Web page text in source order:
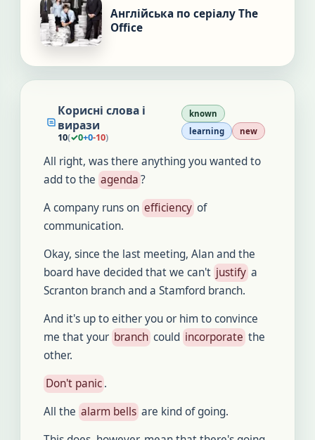
Англійська по серіалу The
Office
Корисні слова і
вирази
10(✓0+0-10)
known
learning
new
All right, was there anything you wanted to
add to the agenda?
A company runs on efficiency of
communication.
Okay, since the last meeting, Alan and the
board have decided that we can't justify a
Scranton branch and a Stamford branch.
And it's up to either you or him to convince
me that your branch could incorporate the
other.
Don't panic.
All the alarm bells are kind of going.